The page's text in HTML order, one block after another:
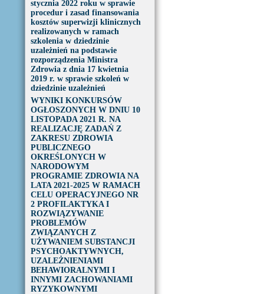
stycznia 2022 roku w sprawie
procedur i zasad finansowania
kosztów superwizji klinicznych
realizowanych w ramach
szkolenia w dziedzinie
uzależnień na podstawie
rozporządzenia Ministra
Zdrowia z dnia 17 kwietnia
2019 r. w sprawie szkoleń w
dziedzinie uzależnień
WYNIKI KONKURSÓW
OGŁOSZONYCH W DNIU 10
LISTOPADA 2021 R. NA
REALIZACJĘ ZADAŃ Z
ZAKRESU ZDROWIA
PUBLICZNEGO
OKREŚLONYCH W
NARODOWYM
PROGRAMIE ZDROWIA NA
LATA 2021-2025 W RAMACH
CELU OPERACYJNEGO NR
2 PROFILAKTYKA I
ROZWIĄZYWANIE
PROBLEMÓW
ZWIĄZANYCH Z
UŻYWANIEM SUBSTANCJI
PSYCHOAKTYWNYCH,
UZALEŻNIENIAMI
BEHAWIORALNYMI I
INNYMI ZACHOWANIAMI
RYZYKOWNYMI